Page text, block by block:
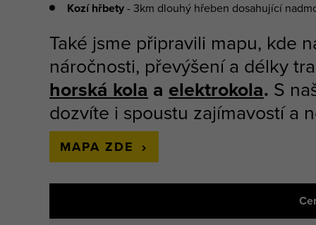
Kozí hřbety - 3km dlouhý hřeben dosahující
Také jsme připravili mapu, kde
náročnosti, převýšení a délky
horská kola a elektrokola. S
dozvíte i spoustu zajímavostí a
MAPA ZDE